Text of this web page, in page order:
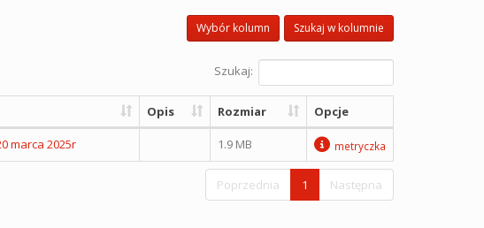
Szukaj w kolumnie
Wybór kolumn
Szukaj:
Opis Rozmiar Opcje
marca 2025r 1.9 MB metryczka
Poprzednia 1 Następna